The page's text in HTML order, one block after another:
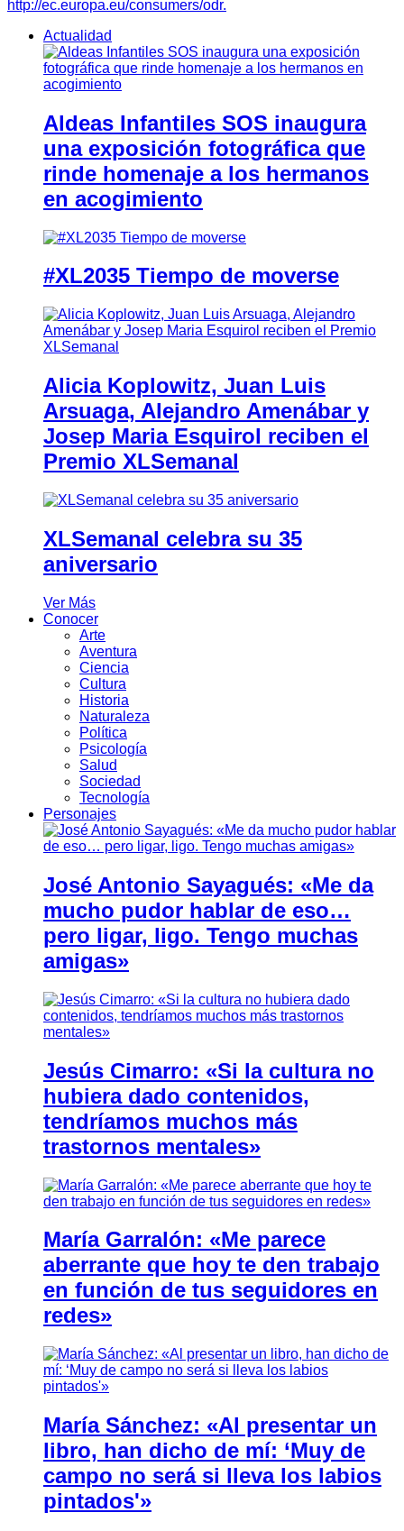
http://ec.europa.eu/consumers/odr.
Actualidad
Aldeas Infantiles SOS inaugura
una exposición fotográfica que
rinde homenaje a los hermanos
en acogimiento
#XL2035 Tiempo de moverse
Alicia Koplowitz, Juan Luis
Arsuaga, Alejandro Amenábar y
Josep Maria Esquirol reciben el
Premio XLSemanal
XLSemanal celebra su 35
aniversario
Ver Más
Conocer
Arte
Aventura
Ciencia
Cultura
Historia
Naturaleza
Política
Psicología
Salud
Sociedad
Tecnología
Personajes
José Antonio Sayagués: «Me da
mucho pudor hablar de eso…
pero ligar, ligo. Tengo muchas
amigas»
Jesús Cimarro: «Si la cultura no
hubiera dado contenidos,
tendríamos muchos más
trastornos mentales»
María Garralón: «Me parece
aberrante que hoy te den trabajo
en función de tus seguidores en
redes»
María Sánchez: «Al presentar un
libro, han dicho de mí: ‘Muy de
campo no será si lleva los labios
pintados'»